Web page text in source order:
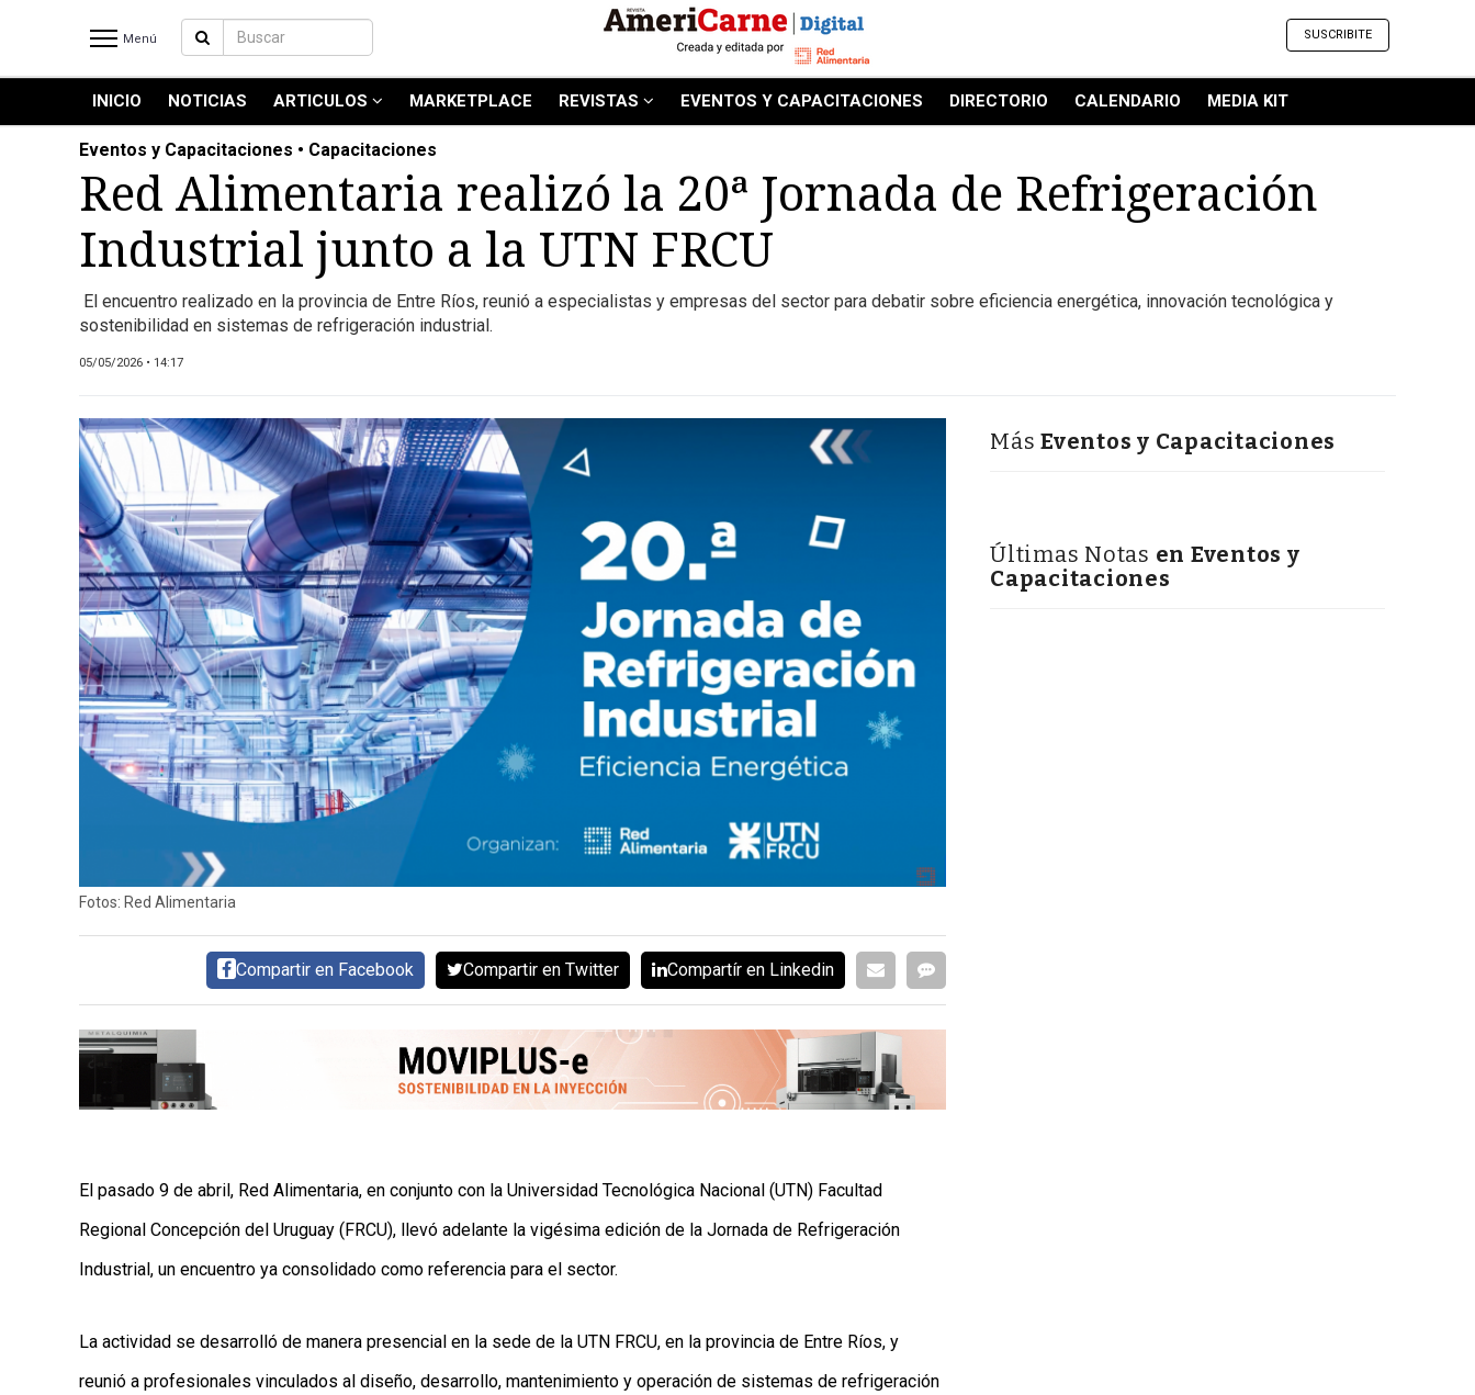
NOTICIAS RECIENTES
NOTICIAS
ARTICULOS
PRODUCCIÓN
PRODUCTO
MARKETPLACE
REVISTAS
CATÁLOGO DE CORTES DE
CARNE VACUNA
EVENTOS Y
CAPACITACIONES
DIRECTORIO
CALENDARIO
MEDIA KIT
SERVICIOS
CONDICIONES
QUIENES
Menú SUSCRIBITE
INICIO NOTICIAS ARTICULOS MARKETPLACE REVISTAS EVENTOS Y CAPACITACIONES DIRECTORIO CALENDARIO MEDIA KIT
Eventos y Capacitaciones • Capacitaciones
Red Alimentaria realizó la 20ª Jornada de Refrigeración
Industrial junto a la UTN FRCU
El encuentro realizado en la provincia de Entre Ríos, reunió a especialistas y empresas del sector para debatir sobre eficiencia energética, innovación tecnológica y
sostenibilidad en sistemas de refrigeración industrial.
05/05/2026 • 14:17
Fotos: Red Alimentaria
Compartir en Facebook Compartir en Twitter Compartír en Linkedin
El pasado 9 de abril, Red Alimentaria, en conjunto con la Universidad Tecnológica Nacional (UTN) Facultad
Regional Concepción del Uruguay (FRCU), llevó adelante la vigésima edición de la Jornada de Refrigeración
Industrial, un encuentro ya consolidado como referencia para el sector.
La actividad se desarrolló de manera presencial en la sede de la UTN FRCU, en la provincia de Entre Ríos, y
reunió a profesionales vinculados al diseño, desarrollo, mantenimiento y operación de sistemas de refrigeración
Más Eventos y Capacitaciones
Últimas Notas en Eventos y
Capacitaciones